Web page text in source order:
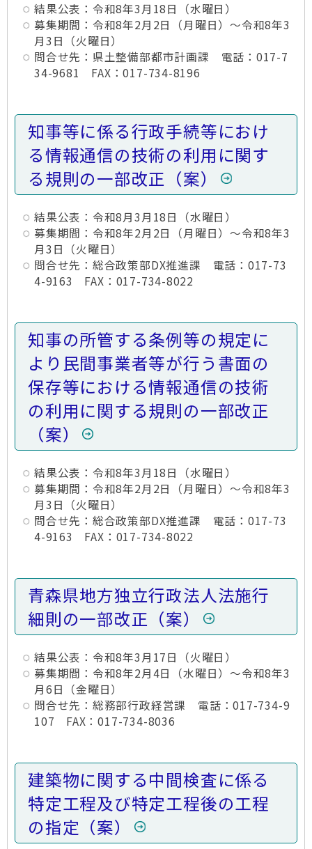
結果公表：令和8年3月18日（水曜日）
募集期間：令和8年2月2日（月曜日）～令和8年3
月3日（火曜日）
問合せ先：県土整備部都市計画課 電話：017-7
34-9681 FAX：017-734-8196
知事等に係る行政手続等におけ
る情報通信の技術の利用に関す
る規則の一部改正（案）
結果公表：令和8月3月18日（水曜日）
募集期間：令和8年2月2日（月曜日）～令和8年3
月3日（火曜日）
問合せ先：総合政策部DX推進課 電話：017-73
4-9163 FAX：017-734-8022
知事の所管する条例等の規定に
より民間事業者等が行う書面の
保存等における情報通信の技術
の利用に関する規則の一部改正
（案）
結果公表：令和8年3月18日（水曜日）
募集期間：令和8年2月2日（月曜日）～令和8年3
月3日（火曜日）
問合せ先：総合政策部DX推進課 電話：017-73
4-9163 FAX：017-734-8022
青森県地方独立行政法人法施行
細則の一部改正（案）
結果公表：令和8年3月17日（火曜日）
募集期間：令和8年2月4日（水曜日）～令和8年3
月6日（金曜日）
問合せ先：総務部行政経営課 電話：017-734-9
107 FAX：017-734-8036
建築物に関する中間検査に係る
特定工程及び特定工程後の工程
の指定（案）